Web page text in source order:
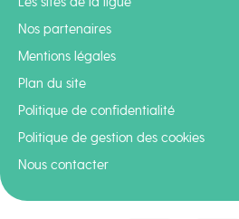
Nos partenaires
Mentions légales
Plan du site
Politique de confidentialité
Politique de gestion des cookies
Nous contacter